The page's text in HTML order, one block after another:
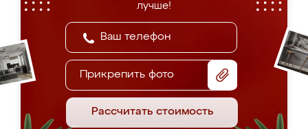
лучше!
Прикрепить фото
Рассчитать стоимость